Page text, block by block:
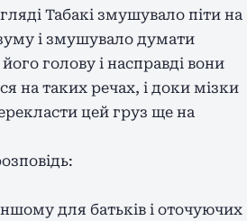
Табакі змушувало піти на
і змушувало думати
голову і насправді вони
на таких речах, і доки мізки
цей груз ще на
для батьків і оточуючих